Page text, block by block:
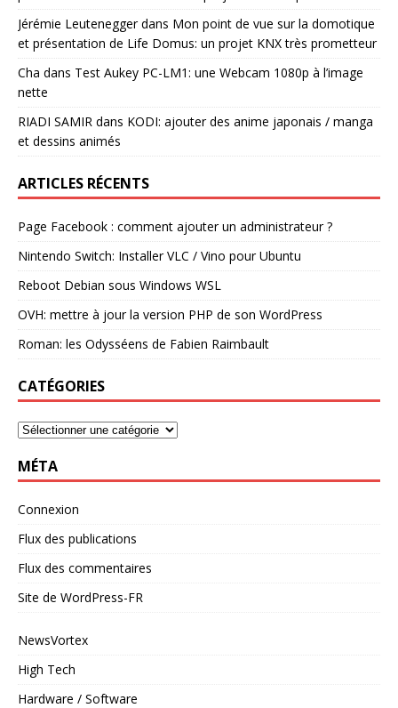
Jérémie Leuteneggerdans Mon point de vue sur la domotique
et présentation de Life Domus: un projet KNX très prometteur
Cha dans Test Aukey PC-LM1: une Webcam 1080p à l’image
nette
RIADI SAMIR dans KODI: ajouter des anime japonais / manga
et dessins animés
ARTICLES RÉCENTS
Page Facebook : comment ajouter un administrateur ?
Nintendo Switch: Installer VLC / Vino pour Ubuntu
Reboot Debian sous Windows WSL
OVH: mettre à jour la version PHP de son WordPress
Roman: les Odysséens de Fabien Raimbault
CATÉGORIES
MÉTA
Connexion
Flux des publications
Flux des commentaires
Site de WordPress-FR
NewsVortex
High Tech
Hardware / Software